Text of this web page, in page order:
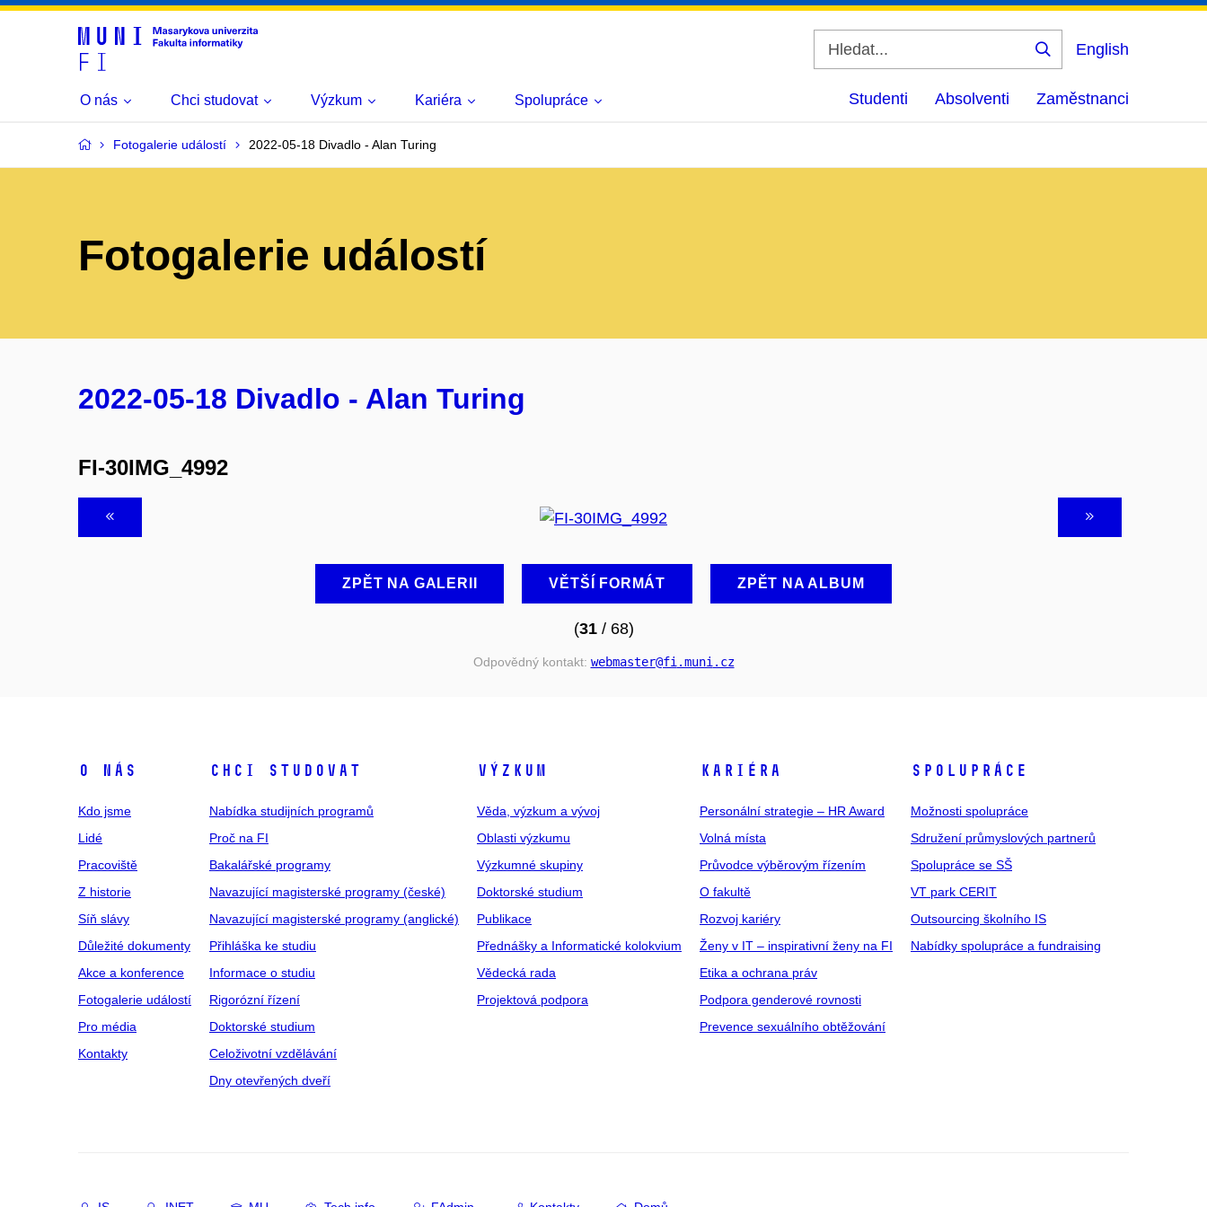
Vyhledat
English
O nás Chci studovat Výzkum Kariéra Spolupráce Studenti Absolventi Zaměstnanci
Fotogalerie událostí 2022-05-18 Divadlo - Alan Turing
Fotogalerie událostí
2022-05-18 Divadlo - Alan Turing
FI-30IMG_4992
ZPĚT NA GALERII VĚTŠÍ FORMÁT ZPĚT NA ALBUM
(31/ 68)
Odpovědný kontakt: webmaster@fi .muni .cz
O NÁS
Kdo jsme
Lidé
Pracoviště
Z historie
Síň slávy
Důležité dokumenty
Akce a konference
Fotogalerie událostí
Pro média
Kontakty
CHCI STUDOVAT
Nabídka studijních programů
Proč na FI
Bakalářské programy
Navazující magisterské programy (české)
Navazující magisterské programy (anglické)
Přihláška ke studiu
Informace o studiu
Rigorózní řízení
Doktorské studium
Celoživotní vzdělávání
Dny otevřených dveří
VÝZKUM
Věda, výzkum a vývoj
Oblasti výzkumu
Výzkumné skupiny
Doktorské studium
Publikace
Přednášky a Informatické kolokvium
Vědecká rada
Projektová podpora
KARIÉRA
Personální strategie – HR Award
Volná místa
Průvodce výběrovým řízením
O fakultě
Rozvoj kariéry
Ženy v IT – inspirativní ženy na FI
Etika a ochrana práv
Podpora genderové rovnosti
Prevence sexuálního obtěžování
SPOLUPRÁCE
Možnosti spolupráce
Sdružení průmyslových partnerů
Spolupráce se SŠ
VT park CERIT
Outsourcing školního IS
Nabídky spolupráce a fundraising